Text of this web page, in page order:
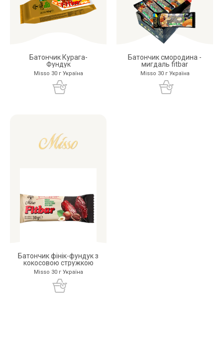
Батончик Курага-
Фундук
Misso 30 г Україна
Батончик смородина -
мигдаль fitbar
Misso 30 г Україна
Батончик фінік-фундук з
кокосовою стружкою
Misso 30 г Україна